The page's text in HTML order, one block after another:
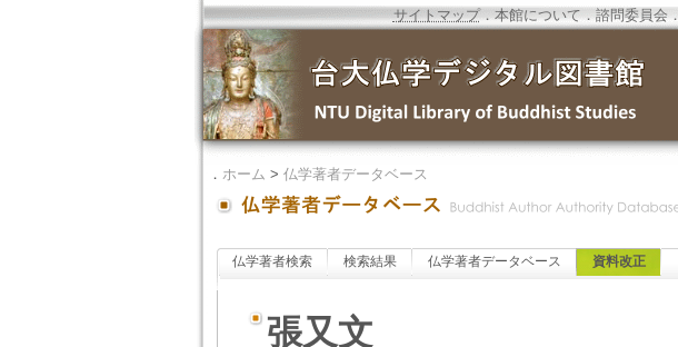
サイトマップ．本館について．諮問委員会．
． ホーム > 仏学著者データベース
仏学著者検索 検索結果 仏学著者データベース 資料改正
張又文